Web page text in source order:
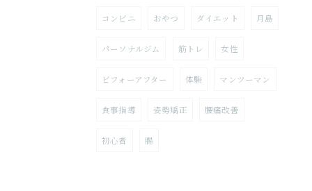
コンビニ おやつ ダイエット 月島
パーソナルジム 筋トレ 女性
ビフォーアフター 体験 マンツーマン
食事指導 姿勢矯正 腰痛改善
初心者 腸